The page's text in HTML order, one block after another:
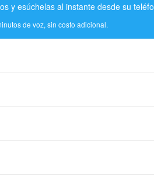
y esúchelas al instante desde su
de voz, sin costo adicional.